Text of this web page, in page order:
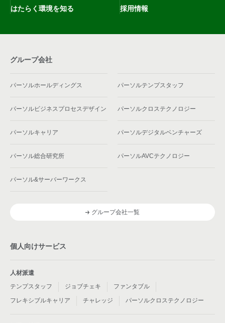
はたらく環境を知る 採用情報
グループ会社
パーソルホールディングス パーソルテンプスタッフ
パーソルビジネスプロセスデザイン パーソルクロステクノロジー
パーソルキャリア パーソルデジタルベンチャーズ
パーソル総合研究所 パーソルAVCテクノロジー
パーソル&サーバーワークス
グループ会社一覧
個人向けサービス
人材派遣
テンプスタッフ
ジョブチェキ
ファンタブル
フレキシブルキャリア
チャレッジ パーソルクロステクノロジー